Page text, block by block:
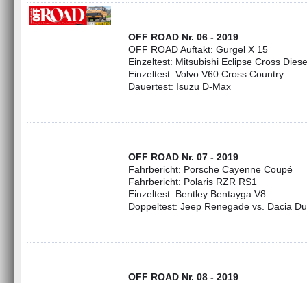
OFF ROAD Nr. 06 - 2019
OFF ROAD Auftakt: Gurgel X 15
Einzeltest: Mitsubishi Eclipse Cross
Einzeltest: Volvo V60 Cross Country
Dauertest: Isuzu D-Max
OFF ROAD Nr. 07 - 2019
Fahrbericht: Porsche Cayenne Coupé
Fahrbericht: Polaris RZR RS1
Einzeltest: Bentley Bentayga V8
Doppeltest: Jeep Renegade vs. Dacia
OFF ROAD Nr. 08 - 2019